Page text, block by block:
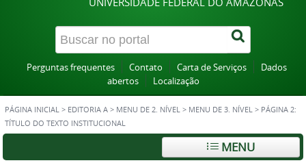
Perguntas frequentes Contato Carta de Serviços
Dados
abertos
Localização
PÁGINA INICIAL > EDITORIA A > MENU DE 2. NÍVEL > MENU DE 3. NÍVEL > PÁGINA 2:
TÍTULO DO TEXTO INSTITUCIONAL
MENU